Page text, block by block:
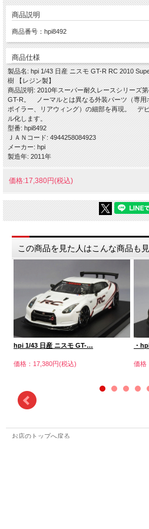
商品説明
商品番号：hpi8492
商品仕様
製品名: hpi 1/43 日産 ニスモ GT-R RC 2010
樹 【レジン製】
商品説明: 2010年スーパー耐久レースシリーズ
GT-R。 ノーマルとは異なる外装パーツ（専用
ポイラー、リアウィング）の細部を再現。 デ
ル化します。
型番: hpi8492
ＪＡＮコード: 4944258084923
メーカー: hpi
製造年: 2011年
価格:17,380円(税込)
この商品を見た人はこんな商品も
hpi 1/43 日産 ニスモ GT-…
価格：17,380円(税込)
・
価格
お店のトップへ戻る